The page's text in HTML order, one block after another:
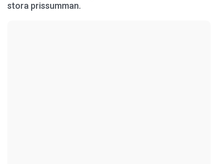
stora prissumman.